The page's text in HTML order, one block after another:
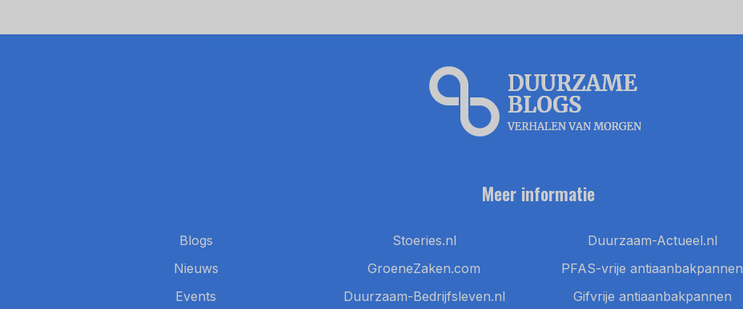
Meer informatie
Blogs
Nieuws
Events
Stoeries.nl
GroeneZaken.com
Duurzaam-Bedrijfsleven.nl
Duurzaam-Actueel.nl
PFAS-vrije antiaanbakpannen
Gifvrije antiaanbakpannen